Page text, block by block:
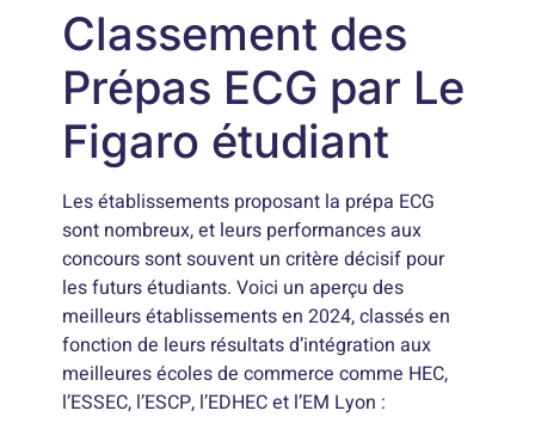
Classement des
Prépas ECG par Le
Figaro étudiant
Les établissements proposant la prépa ECG
sont nombreux, et leurs performances aux
concours sont souvent un critère décisif pour
les futurs étudiants. Voici un aperçu des
meilleurs établissements en 2024, classés en
fonction de leurs résultats d’intégration aux
meilleures écoles de commerce comme HEC,
l’ESSEC, l’ESCP, l’EDHEC et l’EM Lyon :